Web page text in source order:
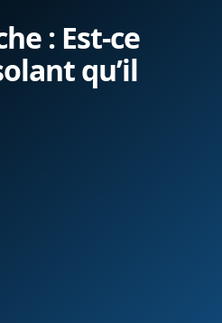
: Est-ce
qu’il